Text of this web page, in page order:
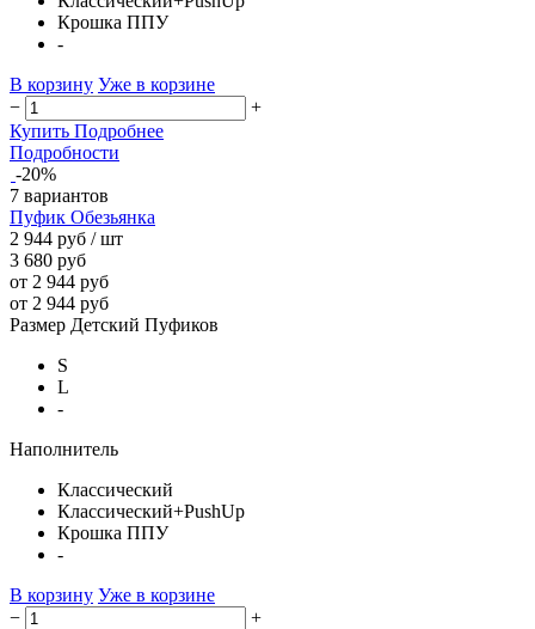
Крошка ППУ
-
В корзину Уже в корзине
−
+
Купить Подробнее
Подробности
-20%
7 вариантов
Пуфик Обезьянка
2 944 руб / шт
3 680 руб
от 2 944 руб
от 2 944 руб
Размер Детский Пуфиков
S
L
-
Наполнитель
Классический
Классический+PushUp
Крошка ППУ
-
В корзину Уже в корзине
−
+